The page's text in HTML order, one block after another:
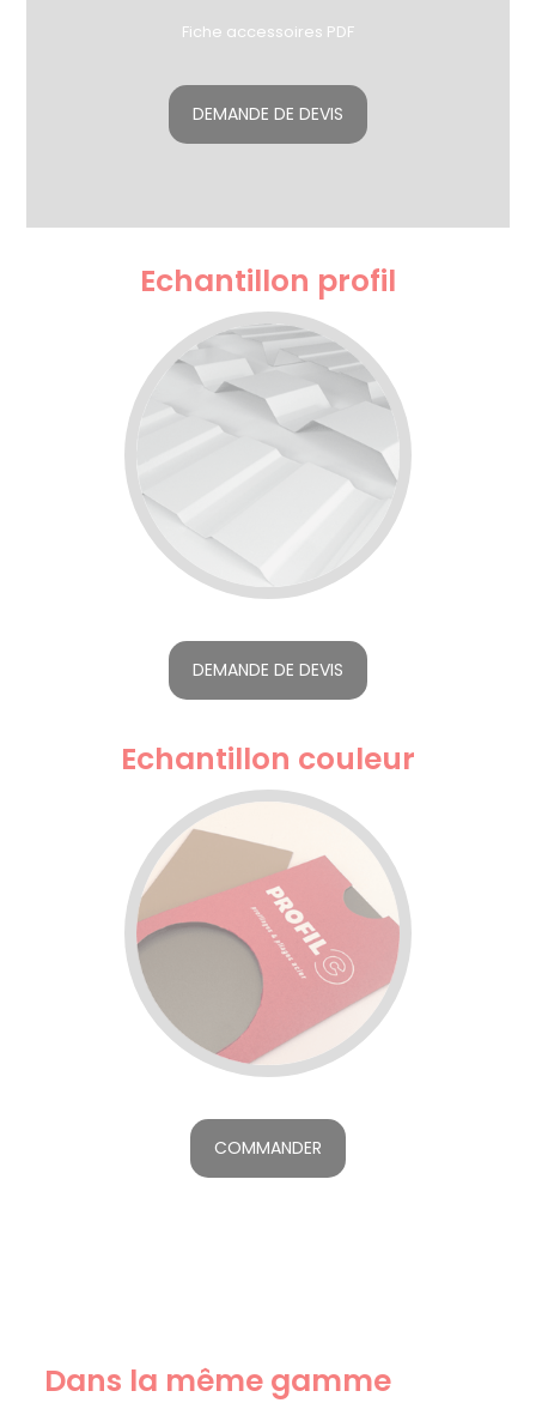
Fiche accessoires PDF
DEMANDE DE DEVIS
Echantillon profil
DEMANDE DE DEVIS
Echantillon couleur
COMMANDER
Dans la même gamme